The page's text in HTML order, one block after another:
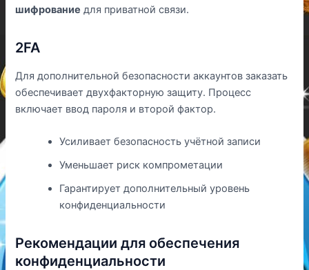
шифрование для приватной связи.
2FA
Для дополнительной безопасности аккаунтов заказать
обеспечивает двухфакторную защиту. Процесс
включает ввод пароля и второй фактор.
Усиливает безопасность учётной записи
Уменьшает риск компрометации
Гарантирует дополнительный уровень
конфиденциальности
Рекомендации для обеспечения
конфиденциальности